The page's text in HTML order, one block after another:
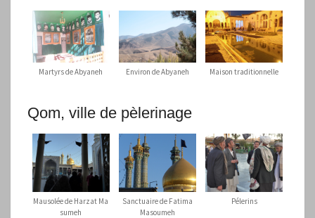
Martyrs de Abyaneh Environ de Abyaneh Maison traditionnelle
Qom, ville de pèlerinage
Mausolée de Harzat Ma
sumeh
Sanctuaire de Fatima
Masoumeh
Pélerins